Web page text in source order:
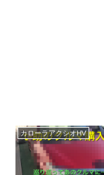
カローラアクシオHV